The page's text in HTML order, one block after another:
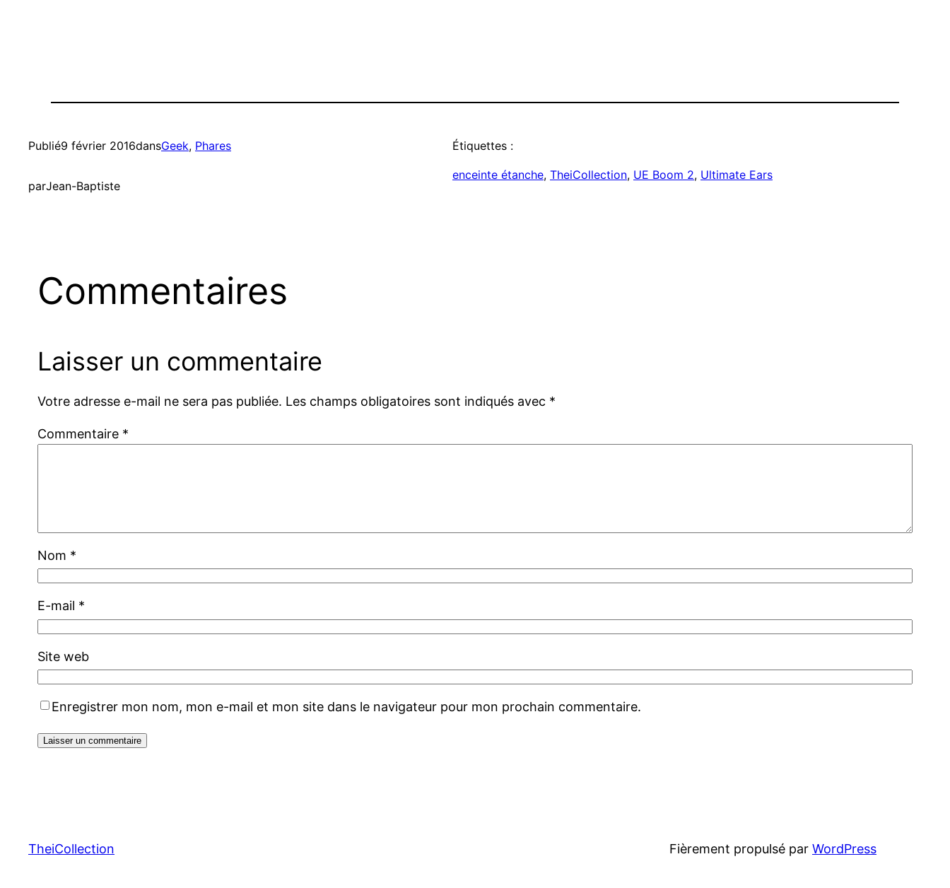
Publié9 février 2016dansGeek, Phares
parJean-Baptiste
Étiquettes :
enceinte étanche, TheiCollection, UE Boom 2, Ultimate Ears
Commentaires
Laisser un commentaire
Votre adresse e-mail ne sera pas publiée. Les champs obligatoires sont indiqués avec *
Commentaire *
Nom *
E-mail *
Site web
Enregistrer mon nom, mon e-mail et mon site dans le navigateur pour mon prochain commentaire.
TheiCollection Fièrement propulsé par WordPress